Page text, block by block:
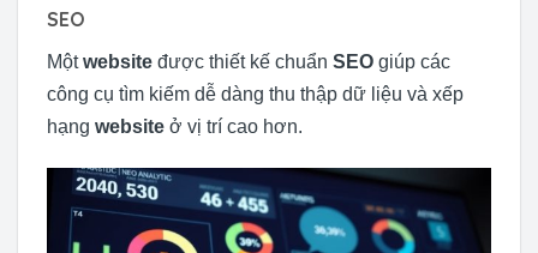
SEO
Mộtwebsite được thiết kế chuẩn SEO giúp các
công cụ tìm kiếm dễ dàng thu thập dữ liệu và xếp
hạng website ở vị trí cao hơn.